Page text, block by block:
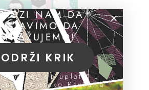
NAM DA
DA
KRIK
možeš da uplatiš u
ili preko PayPal-a